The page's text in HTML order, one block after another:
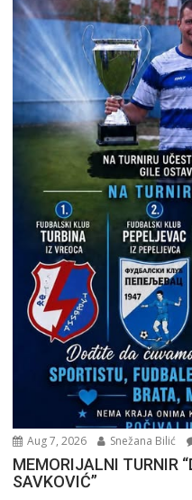
Aug 7, 2026 Snežana Bilić
MEMORIJALNI TURNIR
SAVKOVIĆ”